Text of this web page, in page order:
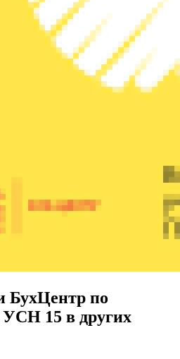
БухЦентр по
15 в других